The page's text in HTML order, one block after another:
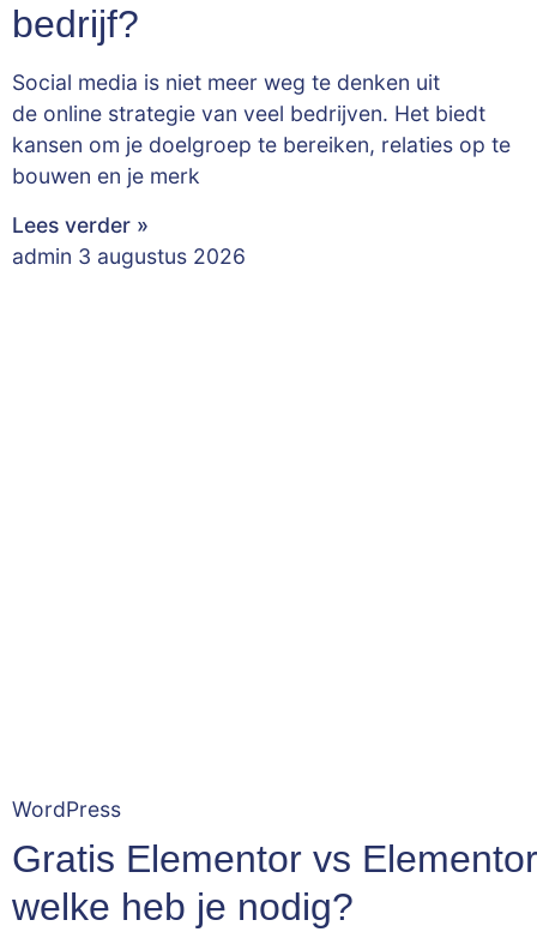
bedrijf?
Social media is niet meer weg te denken uit
de online strategie van veel bedrijven. Het biedt
kansen om je doelgroep te bereiken, relaties op te
bouwen en je merk
Lees verder »
admin 3 augustus 2026
WordPress
Gratis Elementor vs
welke heb je nodig?